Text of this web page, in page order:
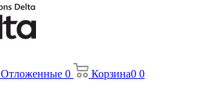
Отложенные 0 Корзина0 0